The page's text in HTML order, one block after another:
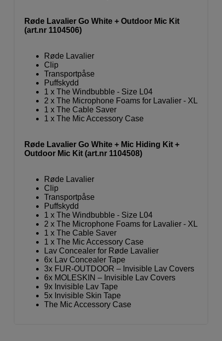
Røde Lavalier Go White + Outdoor Mic Kit
(art.nr 1104506)
Røde Lavalier
Clip
Transportpåse
Puffskydd
1 x The Windbubble - Size L04
2 x The Microphone Foams for Lavalier - XL
1 x The Cable Saver
1 x The Mic Accessory Case
Røde Lavalier Go White + Mic Hiding Kit +
Outdoor Mic Kit (art.nr 1104508)
Røde Lavalier
Clip
Transportpåse
Puffskydd
1 x The Windbubble - Size L04
2 x The Microphone Foams for Lavalier - XL
1 x The Cable Saver
1 x The Mic Accessory Case
Lav Concealer for Røde Lavalier
6x Lav Concealer Tape
3x FUR-OUTDOOR – Invisible Lav Covers
6x MOLESKIN – Invisible Lav Covers
9x Invisible Lav Tape
5x Invisible Skin Tape
The Mic Accessory Case